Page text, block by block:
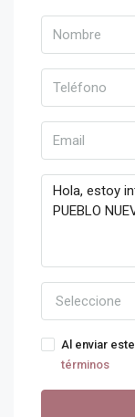
Seleccione
Al enviar
términos